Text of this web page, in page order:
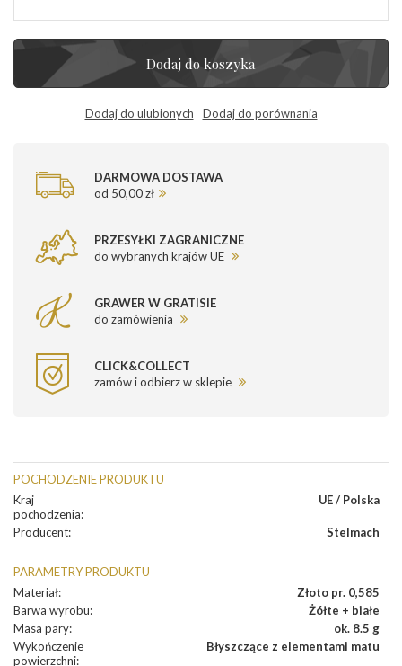
Dodaj do koszyka
Dodaj do ulubionych Dodaj do porównania
DARMOWA DOSTAWA
od 50,00 zł
PRZESYŁKI ZAGRANICZNE
do wybranych krajów UE
GRAWER W GRATISIE
do zamówienia
CLICK&COLLECT
zamów i odbierz w sklepie
POCHODZENIE PRODUKTU
Kraj
pochodzenia:
UE / Polska
Producent: Stelmach
PARAMETRY PRODUKTU
Materiał:
Złoto pr. 0,585
Barwa wyrobu:
Żółte + białe
Masa pary:
ok. 8.5 g
Wykończenie
powierzchni:
Błyszczące z elementami matu